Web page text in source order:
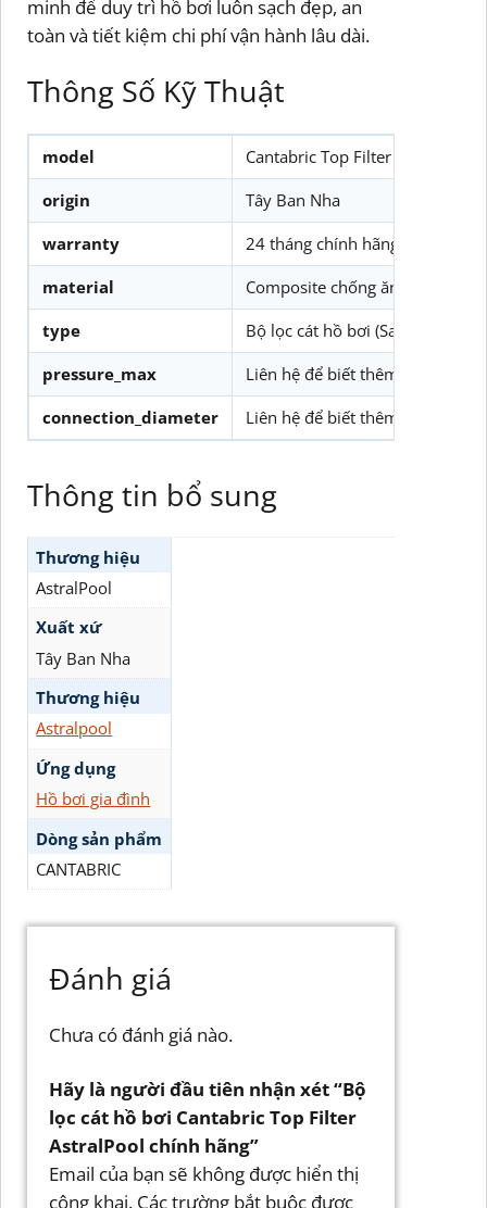
minh để duy trì hồ bơi luôn sạch đẹp, an
toàn và tiết kiệm chi phí vận hành lâu dài.
Thông Số Kỹ Thuật
model Cantabric Top Filter
origin Tây Ban Nha
warranty 24 tháng chính hãng
material Composite chống ăn mòn
type Bộ lọc cát hồ bơi (Sand Pool
pressure_max Liên hệ để biết thêm
connection_diameter Liên hệ để biết thêm
Thông tin bổ sung
Thương hiệu
AstralPool
Xuất xứ
Tây Ban Nha
Thương hiệu
Astralpool
Ứng dụng
Hồ bơi gia đình
Dòng sản phẩm
CANTABRIC
Đánh giá
Chưa có đánh giá nào.
Hãy là người đầu tiên nhận xét “Bộ
lọc cát hồ bơi Cantabric Top Filter
AstralPool chính hãng”
Email của bạn sẽ không được hiển thị
công khai. Các trường bắt buộc được